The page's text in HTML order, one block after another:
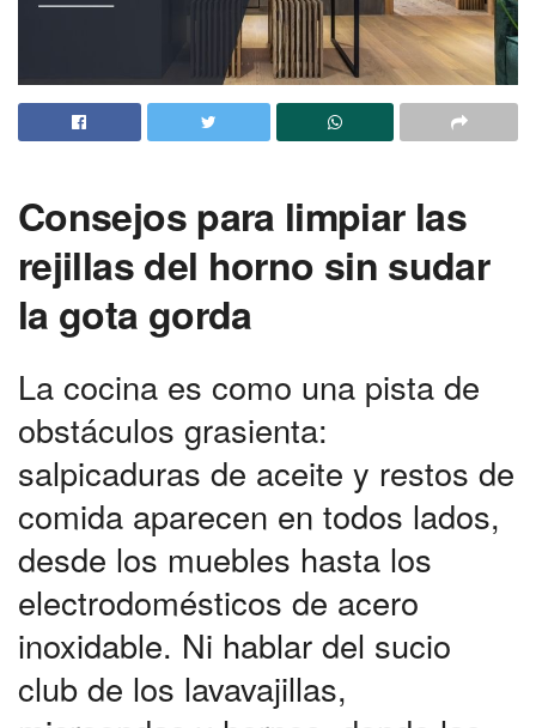
Consejos para limpiar las
rejillas del horno sin sudar
la gota gorda
La cocina es como una pista de
obstáculos grasienta:
salpicaduras de aceite y restos de
comida aparecen en todos lados,
desde los muebles hasta los
electrodomésticos de acero
inoxidable. Ni hablar del sucio
club de los lavavajillas,